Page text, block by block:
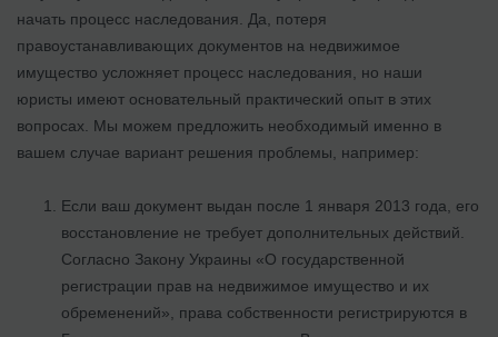
начать процесс наследования. Да, потеря
правоустанавливающих документов на недвижимое
имущество усложняет процесс наследования, но наши
юристы имеют основательный практический опыт в этих
вопросах. Мы можем предложить необходимый именно в
вашем случае вариант решения проблемы, например:
Если ваш документ выдан после 1 января 2013 года, его
восстановление не требует дополнительных действий.
Согласно Закону Украины «О государственной
регистрации прав на недвижимое имущество и их
обременений», права собственности регистрируются в